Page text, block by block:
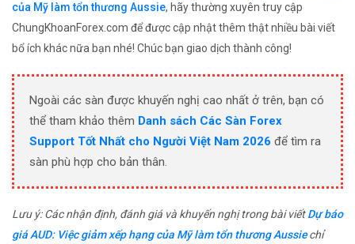
của Mỹ làm tổn thương Aussie, hãy thường xuyên truy cập
ChungKhoanForex.com để được cập nhật thêm thật nhiều bài viết
bổ ích khác nữa bạn nhé! Chúc bạn giao dịch thành công!
Ngoài các sàn được khuyến nghị cao nhất ở trên, bạn có
thể tham khảo thêm Danh sách Các Sàn Forex
Support Tốt Nhất cho Người Việt Nam 2026 để tìm ra
sàn phù hợp cho bản thân.
Lưu ý: Các nhận định, đánh giá và khuyến nghị trong bài viếtDự báo
giá AUD: Việc giảm xếp hạng của Mỹ làm tổn thương Aussiechỉ